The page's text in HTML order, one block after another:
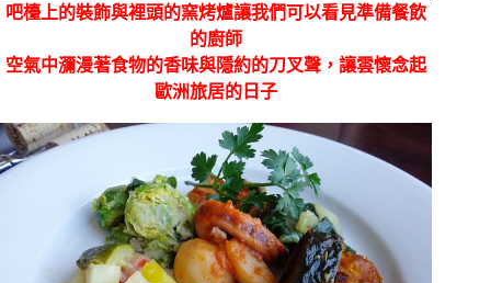
吧檯上的裝飾與裡頭的窯烤爐讓我們可以看見準備餐飲
的廚師
空氣中瀰漫著食物的香味與隱約的刀叉聲，讓雲懷念起
歐洲旅居的日子